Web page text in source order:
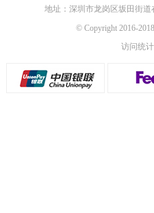
地址：深圳市龙岗区坂田街
© Copyright 2016-
访问统